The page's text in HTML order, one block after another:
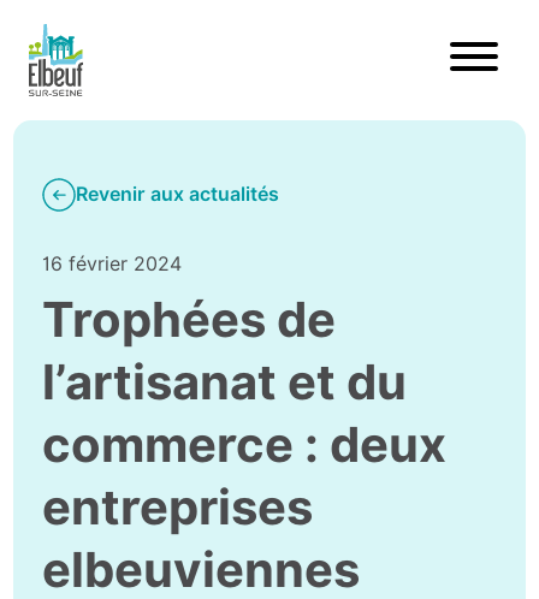
Revenir aux actualités
16 février 2024
Trophées de
l’artisanat et du
commerce : deux
entreprises
elbeuviennes